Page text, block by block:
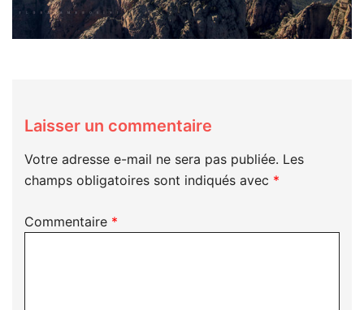
Laisser un commentaire
Votre adresse e-mail ne sera pas publiée. Les
champs obligatoires sont indiqués avec *
Commentaire *